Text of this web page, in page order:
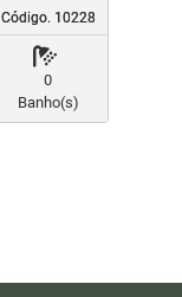
Código. 10228
Código. 10228
0
Banho(s)